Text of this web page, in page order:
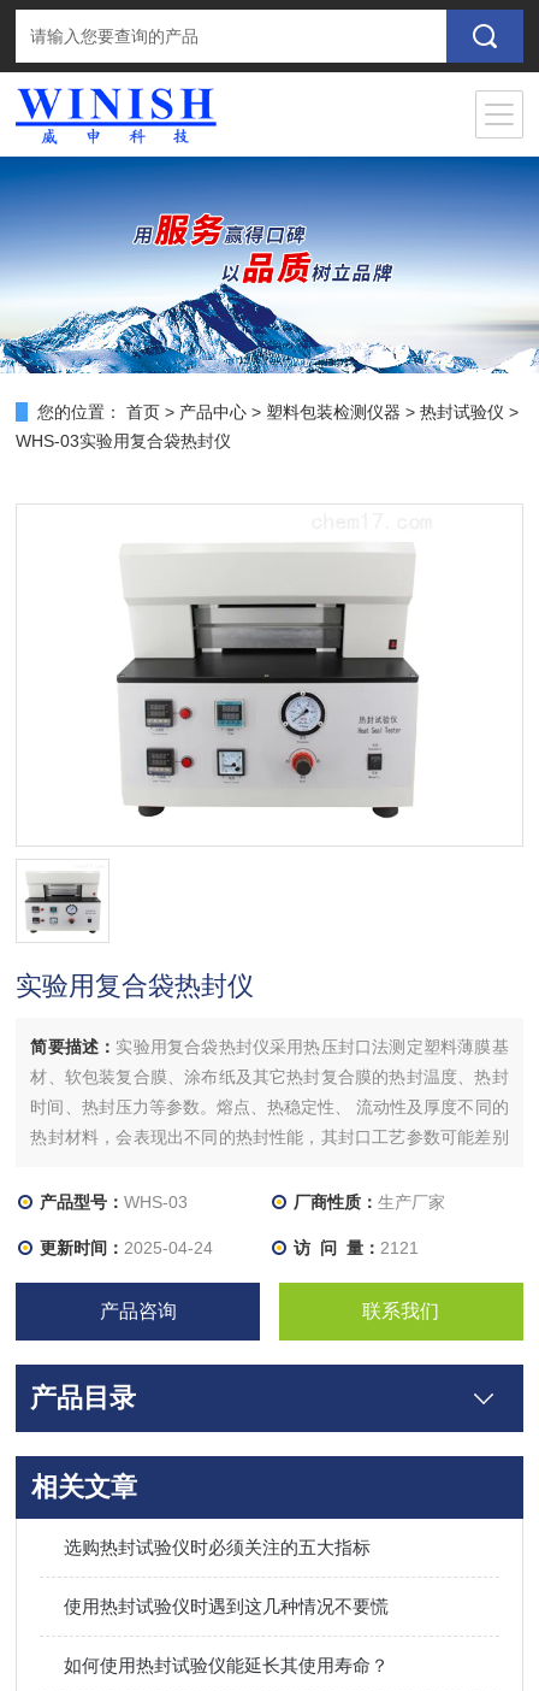
您的位置： 首页 > 产品中心 > 塑料包装检测仪器 >热封试验仪 >
WHS-03实验用复合袋热封仪
实验用复合袋热封仪
简要描述： 实验用复合袋热封仪采用热压封口法测定塑料薄膜基
材、软包装复合膜、涂布纸及其它热封复合膜的热封温度、热封
时间、热封压力等参数。熔点、热稳定性、 流动性及厚度不同的
热封材料，会表现出不同的热封性能，其封口工艺参数可能差别
准确的热封试验指标。
产品型号：WHS-03 厂商性质： 生产厂家
更新时间： 2025-04-24 访 问 量： 2121
产品咨询 联系我们
产品目录
相关文章
选购热封试验仪时必须关注的五大指标
使用热封试验仪时遇到这几种情况不要慌
如何使用热封试验仪能延长其使用寿命？